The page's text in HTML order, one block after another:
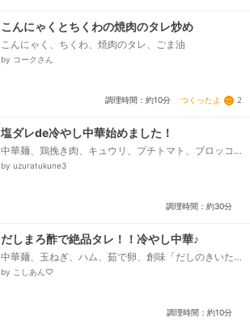
こんにゃくとちくわの焼肉のタレ炒め
こんにゃく、ちくわ、焼肉のタレ、ごま油
by コークさん
調理時間：約10分 つくったよ 2
塩ダレde冷やし中華始めました！
中華麺、鶏挽き肉、キュウリ、プチトマト、ブロッコ
リースプラウト、白ごま、しょうがのみじん切り、ニ
by uzuratukune3
調理時間：約30分
だしまろ酢で絶品タレ！！冷やし中華♪
中華麺、玉ねぎ、ハム、茹で卵、創味「だしのきいた
まろやかなお酢」、醤油、ゴマ油、マヨネーズ
by こしあん♡
調理時間：約10分